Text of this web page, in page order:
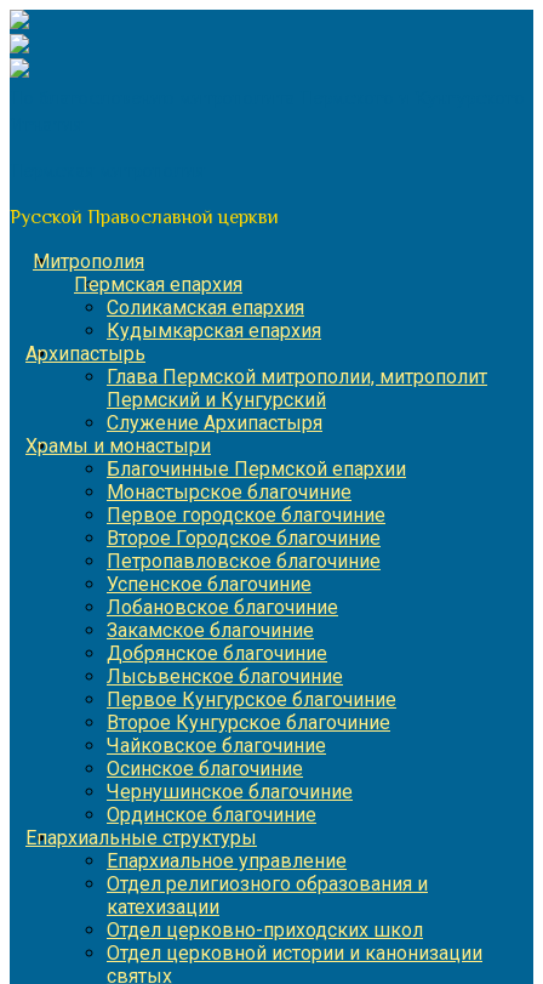
Перейти
к
содержимому
Русской Православной церкви
Митрополия
Пермская епархия
Соликамская епархия
Кудымкарская епархия
Архипастырь
Глава Пермской митрополии, митрополит
Пермский и Кунгурский
Служение Архипастыря
Храмы и монастыри
Благочинные Пермской епархии
Монастырское благочиние
Первое городское благочиние
Второе Городское благочиние
Петропавловское благочиние
Успенское благочиние
Лобановское благочиние
Закамское благочиние
Добрянское благочиние
Лысьвенское благочиние
Первое Кунгурское благочиние
Второе Кунгурское благочиние
Чайковское благочиние
Осинское благочиние
Чернушинское благочиние
Ординское благочиние
Епархиальные структуры
Епархиальное управление
Отдел религиозного образования и
катехизации
Отдел церковно-приходских школ
Отдел церковной истории и канонизации
святых